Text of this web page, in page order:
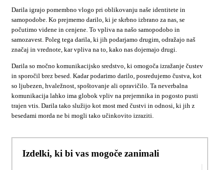
Darila igrajo pomembno vlogo pri oblikovanju naše identitete in
samopodobe. Ko prejmemo darilo, ki je skrbno izbrano za nas, se
počutimo videne in cenjene. To vpliva na našo samopodobo in
samozavest. Poleg tega darila, ki jih podarjamo drugim, odražajo naš
značaj in vrednote, kar vpliva na to, kako nas dojemajo drugi.
Darila so močno komunikacijsko sredstvo, ki omogoča izražanje čustev
in sporočil brez besed. Kadar podarimo darilo, posredujemo čustva, kot
so ljubezen, hvaležnost, spoštovanje ali opravičilo. Ta neverbalna
komunikacija lahko ima globok vpliv na prejemnika in pogosto pusti
trajen vtis. Darila tako služijo kot most med čustvi in odnosi, ki jih z
besedami morda ne bi mogli tako učinkovito izraziti.
Izdelki, ki bi vas mogoče zanimali